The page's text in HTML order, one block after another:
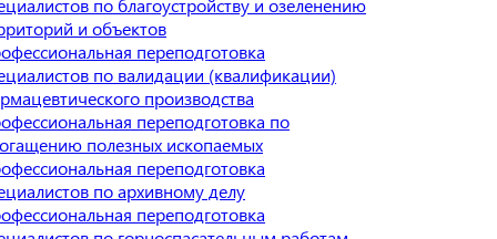
по благоустройству и озеленению
и объектов
переподготовка
по валидации (квалификации)
производства
переподготовка по
полезных ископаемых
переподготовка
по архивному делу
переподготовка